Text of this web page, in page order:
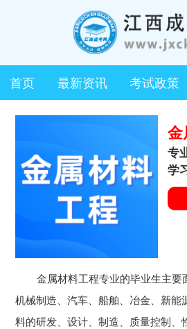
首页 最新资讯 考试政策
金
专
学
金属材料工程专业的毕业生主要
机械制造、汽车、船舶、冶金、新能
料的研发、设计、制造、质量控制、